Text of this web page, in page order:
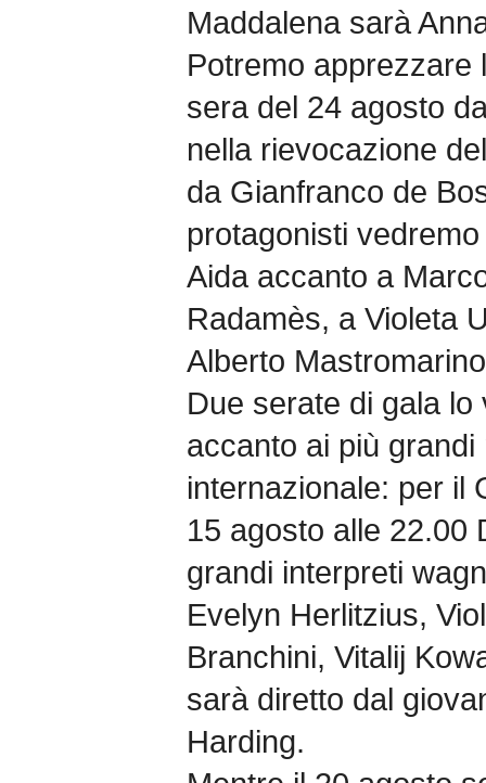
Maddalena sarà
Potremo apprezzare
sera del 24 agosto
nella rievocazione
da Gianfranco de
protagonisti
Aida accanto a
Radamès, a Violeta
Alberto
Due serate di gala
accanto ai più
internazionale: per il
15 agosto alle 22.00
grandi interpreti
Evelyn Herlitzius,
Branchini, Vitalij
sarà diretto dal
Harding.